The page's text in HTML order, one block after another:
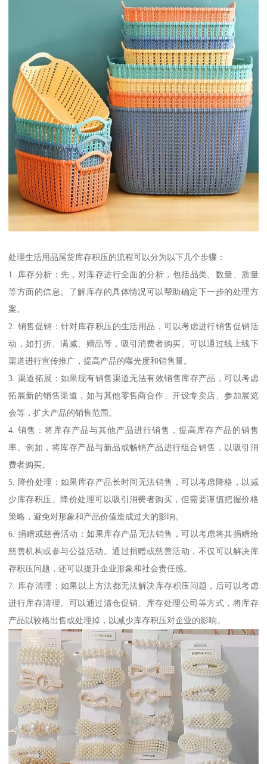
处理生活用品尾货库存积压的流程可以分为以下几个步骤：
1. 库存分析：先，对库存进行全面的分析，包括品类、数量、质量
等方面的信息。了解库存的具体情况可以帮助确定下一步的处理方
案。
2. 销售促销：针对库存积压的生活用品，可以考虑进行销售促销活
动，如打折、满减、赠品等，吸引消费者购买。可以通过线上线下
渠道进行宣传推广，提高产品的曝光度和销售量。
3. 渠道拓展：如果现有销售渠道无法有效销售库存产品，可以考虑
拓展新的销售渠道，如与其他零售商合作、开设专卖店、参加展览
会等，扩大产品的销售范围。
4. 销售：将库存产品与其他产品进行销售，提高库存产品的销售
率。例如，将库存产品与新品或畅销产品进行组合销售，以吸引消
费者购买。
5. 降价处理：如果库存产品长时间无法销售，可以考虑降格，以减
少库存积压。降价处理可以吸引消费者购买，但需要谨慎把握价格
策略，避免对形象和产品价值造成过大的影响。
6. 捐赠或慈善活动：如果库存产品无法销售，可以考虑将其捐赠给
慈善机构或参与公益活动。通过捐赠或慈善活动，不仅可以解决库
存积压问题，还可以提升企业形象和社会责任感。
7. 库存清理：如果以上方法都无法解决库存积压问题，后可以考虑
进行库存清理。可以通过清仓促销、库存处理公司等方式，将库存
产品以较格出售或处理掉，以减少库存积压对企业的影响。